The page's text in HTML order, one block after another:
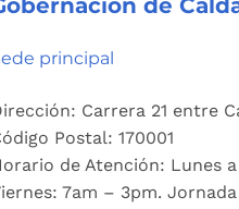
de
principal
Carrera 21 entre
Postal: 170001
de Atención: Lunes
7am – 3pm.